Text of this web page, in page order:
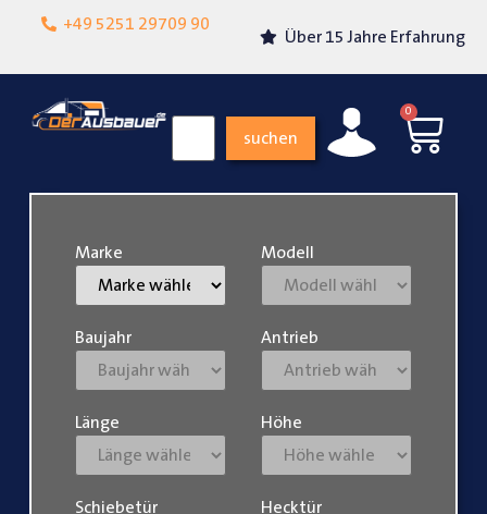
+49 5251 29709 90
Lokalgeschäft in
Über 15 Jahre Erfahrung
suchen
0
Marke Modell
Baujahr Antrieb
Länge Höhe
Schiebetür Hecktür